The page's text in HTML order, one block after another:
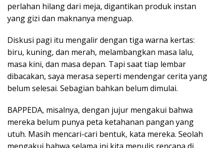
perlahan hilang dari meja, digantikan produk instan
yang gizi dan maknanya menguap.
Diskusi pagi itu mengalir dengan tiga warna kertas:
biru, kuning, dan merah, melambangkan masa lalu,
masa kini, dan masa depan. Tapi saat tiap lembar
dibacakan, saya merasa seperti mendengar cerita yang
belum selesai. Sebagian bahkan belum dimulai.
BAPPEDA, misalnya, dengan jujur mengakui bahwa
mereka belum punya peta ketahanan pangan yang
utuh. Masih mencari-cari bentuk, kata mereka. Seolah